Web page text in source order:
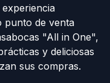
punto de venta
"All in One",
y deliciosas
sus compras.